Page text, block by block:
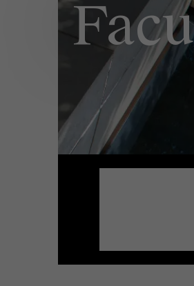
Part-time
Programma's op maat
Financiën
Human Resources
Leiderschap
Publieke & Social Profit
Supply Chain
andere
praktijkervaring in
Door hun
volledige,
leerervaring van